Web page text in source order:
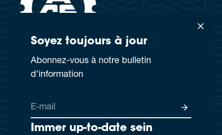
Soyez tou­jours à jour
Abon­nez-vous à notre bul­le­tin
d’information
E‑mail
Immer up-to-date sein
Diese Web­site ver­wen­det Cookies